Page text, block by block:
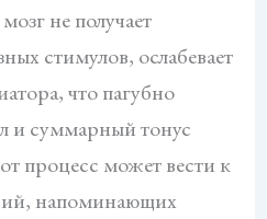
не получает
стимулов, ослабевает
что пагубно
и суммарный тонус
процесс может вести к
напоминающих